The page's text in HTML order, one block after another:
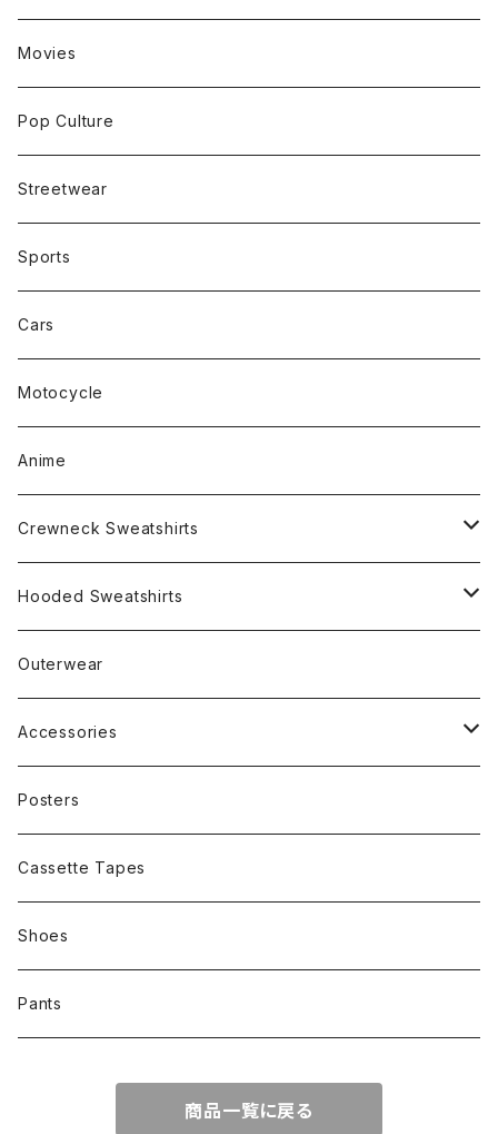
Movies
Pop Culture
Streetwear
Sports
Cars
Motocycle
Anime
Crewneck Sweatshirts
Rap
Band
Other
Hooded Sweatshirts
Rap
Band
Other
Outerwear
Accessories
Cap
Posters
Cassette Tapes
Shoes
Pants
商品一覧に戻る